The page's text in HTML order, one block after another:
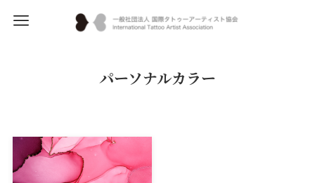
パーソナルカラー